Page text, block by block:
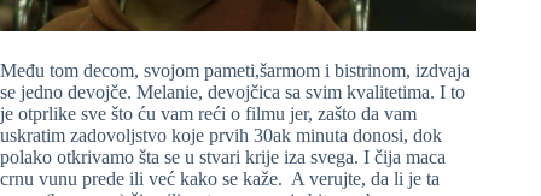
Među tom decom, svojom pameti,šarmom i bistrinom, izdvaja
se jedno devojče. Melanie, devojčica sa svim kvalitetima. I to
je otprlike sve što ću vam reći o filmu jer, zašto da vam
uskratim zadovoljstvo koje prvih 30ak minuta donosi, dok
polako otkrivamo šta se u stvari krije iza svega. I čija maca
crnu vunu prede ili već kako se kaže. A verujte, da li je ta